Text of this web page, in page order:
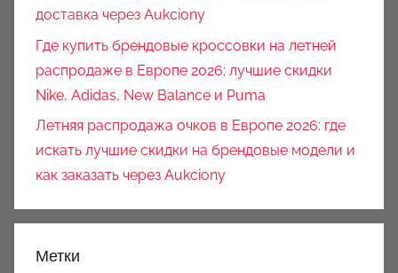
доставка через Aukciony
Где купить брендовые кроссовки на летней
распродаже в Европе 2026: лучшие скидки
Nike, Adidas, New Balance и Puma
Летняя распродажа очков в Европе 2026: где
искать лучшие скидки на брендовые модели и
как заказать через Aukciony
Метки